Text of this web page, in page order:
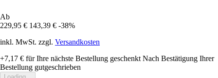
Ab
229,95 € 143,39 € -38%
inkl. MwSt. zzgl. Versandkosten
+7,17 € für Ihre nächste Bestellung geschenkt Nach Bestätigung Ihrer
Bestellung gutgeschrieben